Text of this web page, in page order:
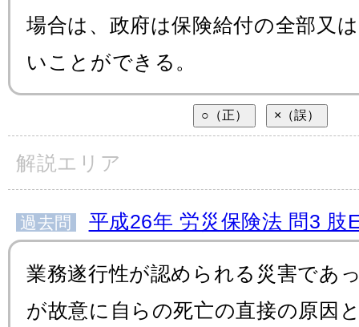
場合は、政府は保険給付の全部又
いことができる。
解説エリア
過去問 平成26年 労災保険法 問3 肢
業務遂行性が認められる災害であ
が故意に自らの死亡の直接の原因